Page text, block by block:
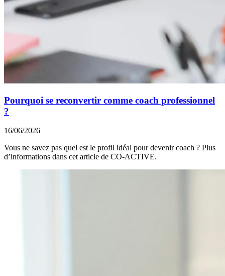
Pourquoi se reconvertir comme coach professionnel
?
16/06/2026
Vous ne savez pas quel est le profil idéal pour devenir coach ? Plus
d’informations dans cet article de CO-ACTIVE.